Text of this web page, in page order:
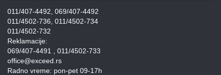
011/407-4492, 069/407-4492
011/4502-736, 011/4502-734
011/4502-732
Reklamacije:
069/407-4491 , 011/4502-733
office@exceed.rs
Radno vreme: pon-pet 09-17h